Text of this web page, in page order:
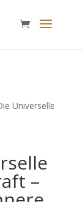
Universelle
–